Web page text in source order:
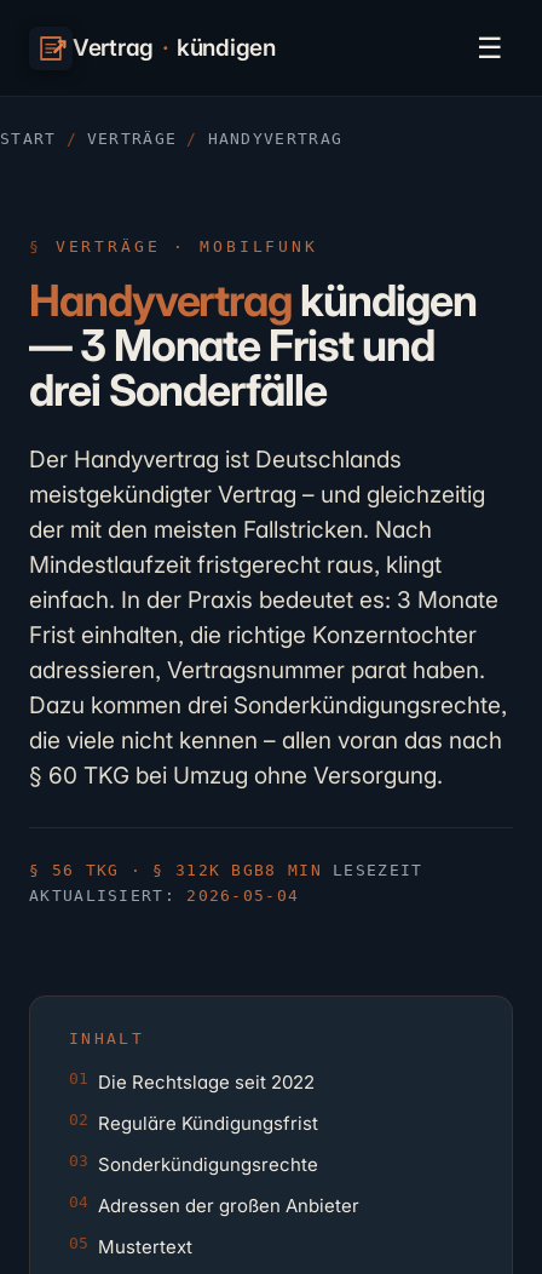
Vertrag · kündigen ☰
START / VERTRÄGE / HANDYVERTRAG
VERTRÄGE · MOBILFUNK
Handyvertragkündigen
— 3 Monate Frist und
drei Sonderfälle
Der Handyvertrag ist Deutschlands
meistgekündigter Vertrag – und gleichzeitig
der mit den meisten Fallstricken. Nach
Mindestlaufzeit fristgerecht raus, klingt
einfach. In der Praxis bedeutet es: 3 Monate
Frist einhalten, die richtige Konzerntochter
adressieren, Vertragsnummer parat haben.
Dazu kommen drei Sonderkündigungsrechte,
die viele nicht kennen – allen voran das nach
§ 60 TKG bei Umzug ohne Versorgung.
§ 56 TKG · § 312K BGB8 MIN
LESEZEIT
AKTUALISIERT: 2026-05-04
INHALT
Die Rechtslage seit 2022
Reguläre Kündigungsfrist
Sonderkündigungsrechte
Adressen der großen Anbieter
Mustertext